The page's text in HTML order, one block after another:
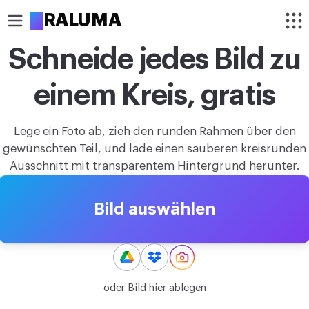
ARALUMA
Bild rund zuschneiden
Bild zuschneiden
Bild hochskalieren
Hintergrund entfernen
Schneide jedes Bild zu
einem Kreis, gratis
Lege ein Foto ab, zieh den runden Rahmen über den
gewünschten Teil, und lade einen sauberen kreisrunden
Ausschnitt mit transparentem Hintergrund herunter.
Bild auswählen
oder Bild hier ablegen